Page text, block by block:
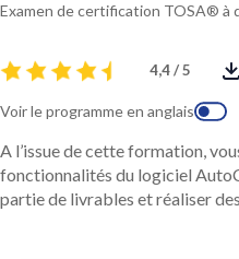
Examen de certification TOSA® à
4,4 / 5
Voir le programme en anglais
A l’issue de cette formation,
fonctionnalités du logiciel
partie de livrables et réaliser